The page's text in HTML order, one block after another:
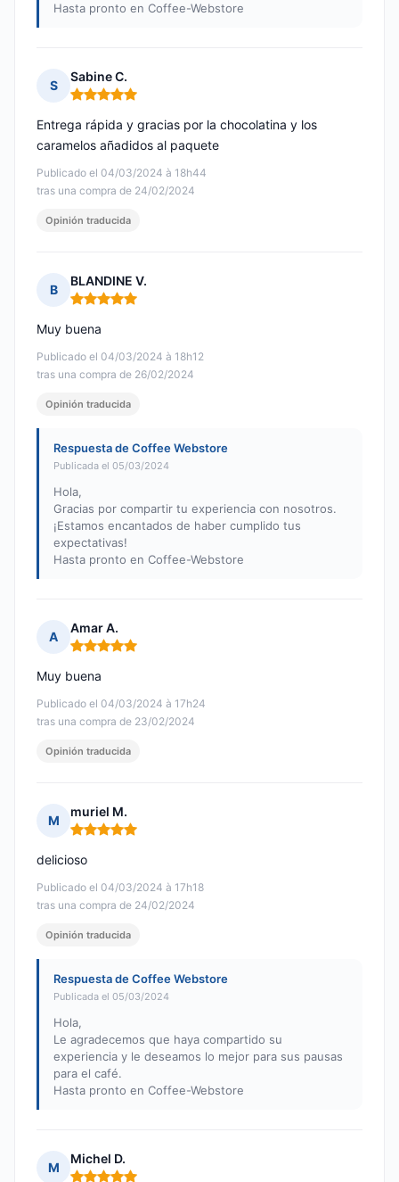
Hasta pronto en Coffee-Webstore
S
Sabine C.
Nota: 5 de 5
Publicado el 04/03/2024 à 18h44
tras una compra de 24/02/2024
Entrega rápida y gracias por la chocolatina y los
caramelos añadidos al paquete
Opinión traducida
B
BLANDINE V.
Nota: 5 de 5
Publicado el 04/03/2024 à 18h12
tras una compra de 26/02/2024
Muy buena
Opinión traducida
Respuesta de Coffee Webstore
Publicada el 05/03/2024
Hola,
Gracias por compartir tu experiencia con nosotros.
¡Estamos encantados de haber cumplido tus
expectativas!
Hasta pronto en Coffee-Webstore
A
Amar A.
Nota: 5 de 5
Publicado el 04/03/2024 à 17h24
tras una compra de 23/02/2024
Muy buena
Opinión traducida
M
muriel M.
Nota: 5 de 5
Publicado el 04/03/2024 à 17h18
tras una compra de 24/02/2024
delicioso
Opinión traducida
Respuesta de Coffee Webstore
Publicada el 05/03/2024
Hola,
Le agradecemos que haya compartido su
experiencia y le deseamos lo mejor para sus pausas
para el café.
Hasta pronto en Coffee-Webstore
M
Michel D.